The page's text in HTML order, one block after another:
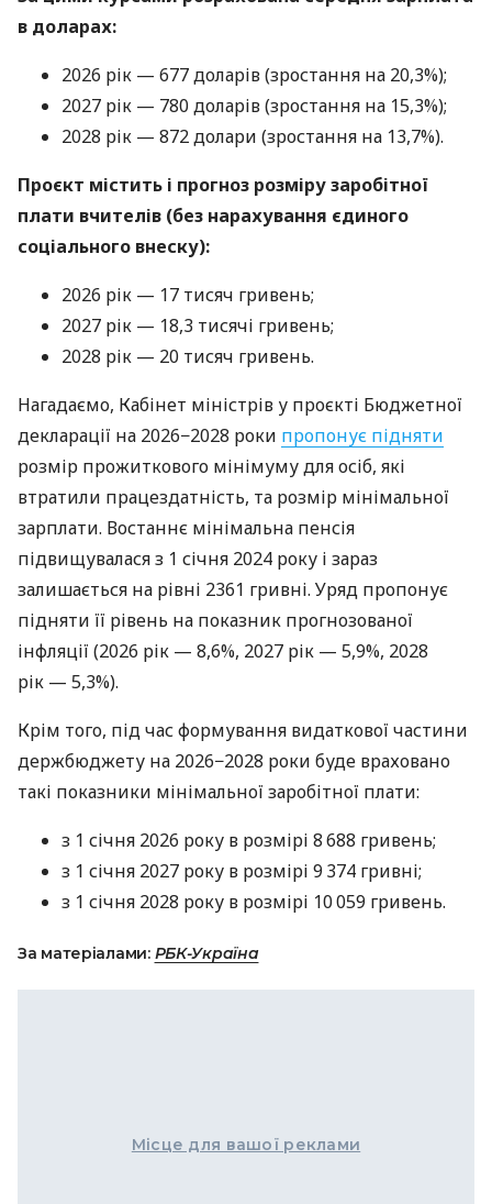
в доларах:
2026 рік — 677 доларів (зростання на 20,3%);
2027 рік — 780 доларів (зростання на 15,3%);
2028 рік — 872 долари (зростання на 13,7%).
Проєкт містить і прогноз розміру заробітної
плати вчителів (без нарахування єдиного
соціального внеску):
2026 рік — 17 тисяч гривень;
2027 рік — 18,3 тисячі гривень;
2028 рік — 20 тисяч гривень.
Нагадаємо, Кабінет міністрів у проєкті Бюджетної
декларації на 2026−2028 роки пропонує підняти
розмір прожиткового мінімуму для осіб, які
втратили працездатність, та розмір мінімальної
зарплати. Востаннє мінімальна пенсія
підвищувалася з 1 січня 2024 року і зараз
залишається на рівні 2361 гривні. Уряд пропонує
підняти її рівень на показник прогнозованої
інфляції (2026 рік — 8,6%, 2027 рік — 5,9%, 2028
рік — 5,3%).
Крім того, під час формування видаткової частини
держбюджету на 2026−2028 роки буде враховано
такі показники мінімальної заробітної плати:
з 1 січня 2026 року в розмірі 8 688 гривень;
з 1 січня 2027 року в розмірі 9 374 гривні;
з 1 січня 2028 року в розмірі 10 059 гривень.
За матеріалами: РБК-Україна
Місце для вашої реклами